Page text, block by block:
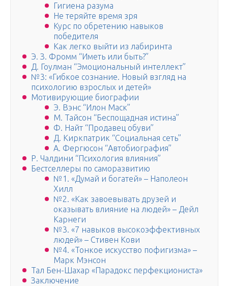
Гигиена разума
Не теряйте время зря
Курс по обретению навыков
победителя
Как легко выйти из лабиринта
Э. З. Фромм “Иметь или быть?”
Д. Гоулман “Эмоциональный интеллект”
№3: «Гибкое сознание. Новый взгляд на
психологию взрослых и детей»
Мотивирующие биографии
Э. Вэнс “Илон Маск”
М. Тайсон “Беспощадная истина”
Ф. Найт “Продавец обуви”
Д. Киркпатрик “Социальная сеть”
А. Фергюсон “Автобиография”
Р. Чалдини “Психология влияния”
Бестселлеры по саморазвитию
№1. «Думай и богатей» – Наполеон
Хилл
№2. «Как завоевывать друзей и
оказывать влияние на людей» – Дейл
Карнеги
№3. «7 навыков высокоэффективных
людей» – Стивен Кови
№4. «Тонкое искусство пофигизма» –
Марк Мэнсон
Тал Бен-Шахар «Парадокс перфекциониста»
Заключение